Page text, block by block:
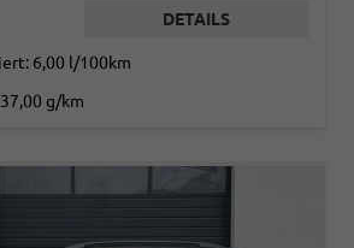
DETAILS
6,00 l/100km
g/km